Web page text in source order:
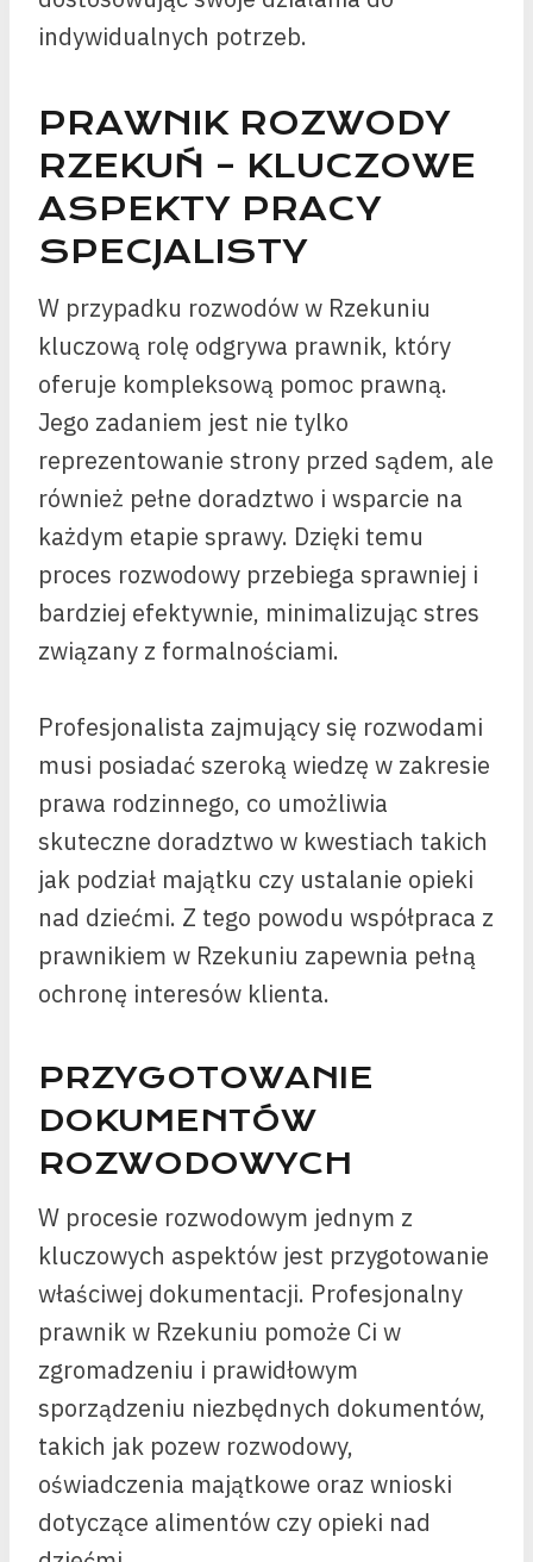
indywidualnych potrzeb.
PRAWNIK ROZWODY
RZEKUŃ – KLUCZOWE
ASPEKTY PRACY
SPECJALISTY
W przypadku rozwodów w Rzekuniu
kluczową rolę odgrywa prawnik, który
oferuje kompleksową pomoc prawną.
Jego zadaniem jest nie tylko
reprezentowanie strony przed sądem, ale
również pełne doradztwo i wsparcie na
każdym etapie sprawy. Dzięki temu
proces rozwodowy przebiega sprawniej i
bardziej efektywnie, minimalizując stres
związany z formalnościami.
Profesjonalista zajmujący się rozwodami
musi posiadać szeroką wiedzę w zakresie
prawa rodzinnego, co umożliwia
skuteczne doradztwo w kwestiach takich
jak podział majątku czy ustalanie opieki
nad dziećmi. Z tego powodu współpraca z
prawnikiem w Rzekuniu zapewnia pełną
ochronę interesów klienta.
PRZYGOTOWANIE
DOKUMENTÓW
ROZWODOWYCH
W procesie rozwodowym jednym z
kluczowych aspektów jest przygotowanie
właściwej dokumentacji. Profesjonalny
prawnik w Rzekuniu pomoże Ci w
zgromadzeniu i prawidłowym
sporządzeniu niezbędnych dokumentów,
takich jak pozew rozwodowy,
oświadczenia majątkowe oraz wnioski
dotyczące alimentów czy opieki nad